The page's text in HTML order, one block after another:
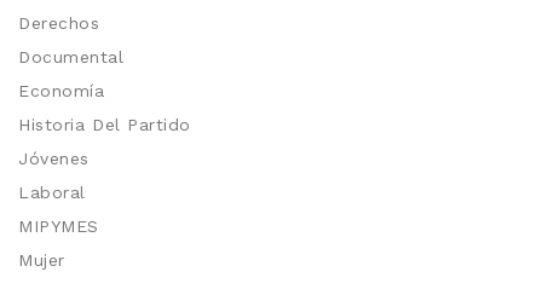
Derechos
Documental
Economía
Historia Del Partido
Jóvenes
Laboral
MIPYMES
Mujer